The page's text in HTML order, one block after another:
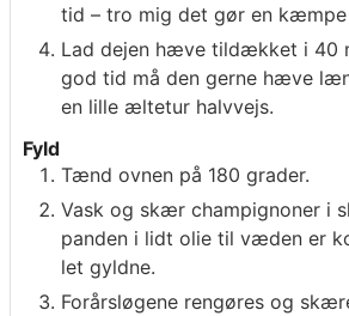
tid – tro mig det gør en
Lad dejen hæve tildækket i 40
god tid må den gerne hæve
en lille æltetur halvvejs.
Fyld
Tænd ovnen på 180 grader.
Vask og skær champignoner i
panden i lidt olie til væden er
let gyldne.
Forårsløgene rengøres og